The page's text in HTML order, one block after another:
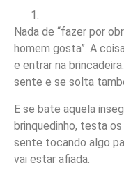
Nada de “fazer por
homem gosta”. A
e entrar na
sente e se solta
E se bate aquela
brinquedinho, testa
sente tocando algo
vai estar afiada.